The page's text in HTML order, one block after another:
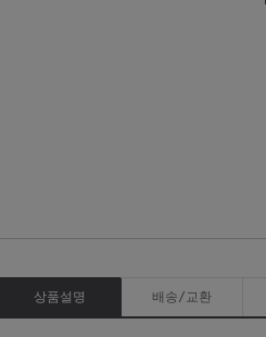
상품설명 배송/교환